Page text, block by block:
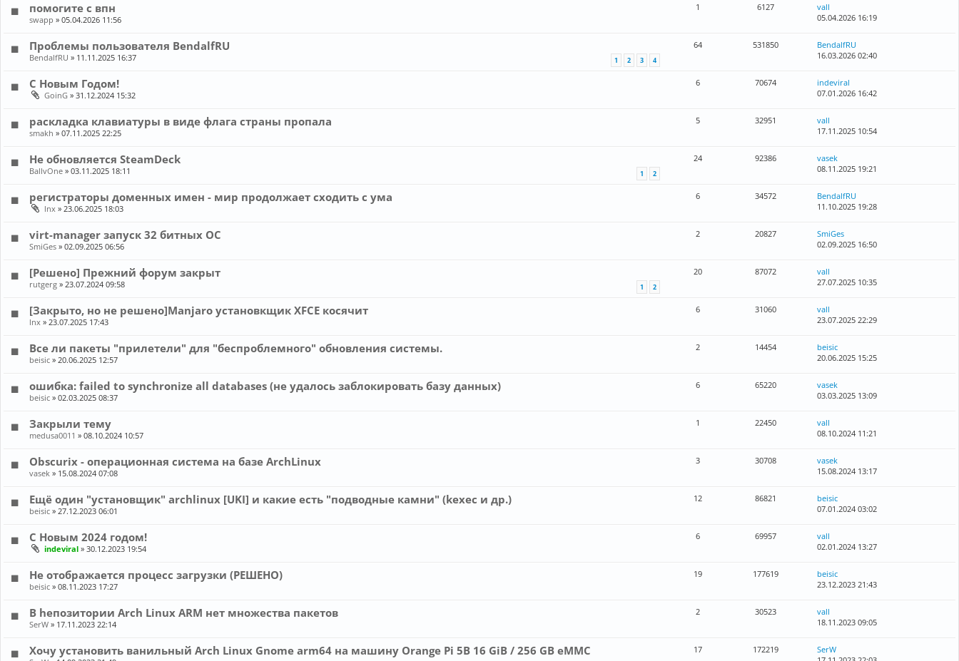
помогите с впн
swapp » 05.04.2026 11:56
1 6127
vall
05.04.2026 16:19
Проблемы пользователя BendalfRU
BendalfRU » 11.11.2025 16:37 1 2 3 4
64 531850
BendalfRU
16.03.2026 02:40
С Новым Годом!
GoinG » 31.12.2024 15:32
6 70674
indeviral
07.01.2026 16:42
раскладка клавиатуры в виде флага страны пропала
smakh » 07.11.2025 22:25
5 32951
vall
17.11.2025 10:54
Не обновляется SteamDeck
BallvOne » 03.11.2025 18:11 1 2
24 92386
vasek
08.11.2025 19:21
регистраторы доменных имен - мир продолжает сходить с ума
lnx » 23.06.2025 18:03
6 34572
BendalfRU
11.10.2025 19:28
virt-manager запуск 32 битных ОС
SmiGes » 02.09.2025 06:56
2 20827
SmiGes
02.09.2025 16:50
[Решено] Прежний форум закрыт
rutgerg » 23.07.2024 09:58 1 2
20 87072
vall
27.07.2025 10:35
[Закрыто, но не решено]Manjaro установкщик XFCE косячит
lnx » 23.07.2025 17:43
6 31060
vall
23.07.2025 22:29
Все ли пакеты "прилетели" для "беспроблемного" обновления системы.
beisic » 20.06.2025 12:57
2 14454
beisic
20.06.2025 15:25
ошибка: failed to synchronize all databases (не удалось заблокировать базу данных)
beisic » 02.03.2025 08:37
6 65220
vasek
03.03.2025 13:09
Закрыли тему
medusa0011 » 08.10.2024 10:57
1 22450
vall
08.10.2024 11:21
Obscurix - операционная система на базе ArchLinux
vasek » 15.08.2024 07:08
3 30708
vasek
15.08.2024 13:17
Ещё один "установщик" archlinux [UKI] и какие есть "подводные камни" (kexec и др.)
beisic » 27.12.2023 06:01
12 86821
beisic
07.01.2024 03:02
С Новым 2024 годом!
indeviral » 30.12.2023 19:54
6 69957
vall
02.01.2024 13:27
Не отображается процесс загрузки (РЕШЕНО)
beisic » 08.11.2023 17:27
19 177619
beisic
23.12.2023 21:43
В hепозитории Arch Linux ARM нет множества пакетов
SerW » 17.11.2023 22:14
2 30523
vall
18.11.2023 09:05
Хочу установить ванильный Arch Linux Gnome arm64 на машину Orange Pi 5B 16 GiB / 256 GB eMMC 17 172219
SerW